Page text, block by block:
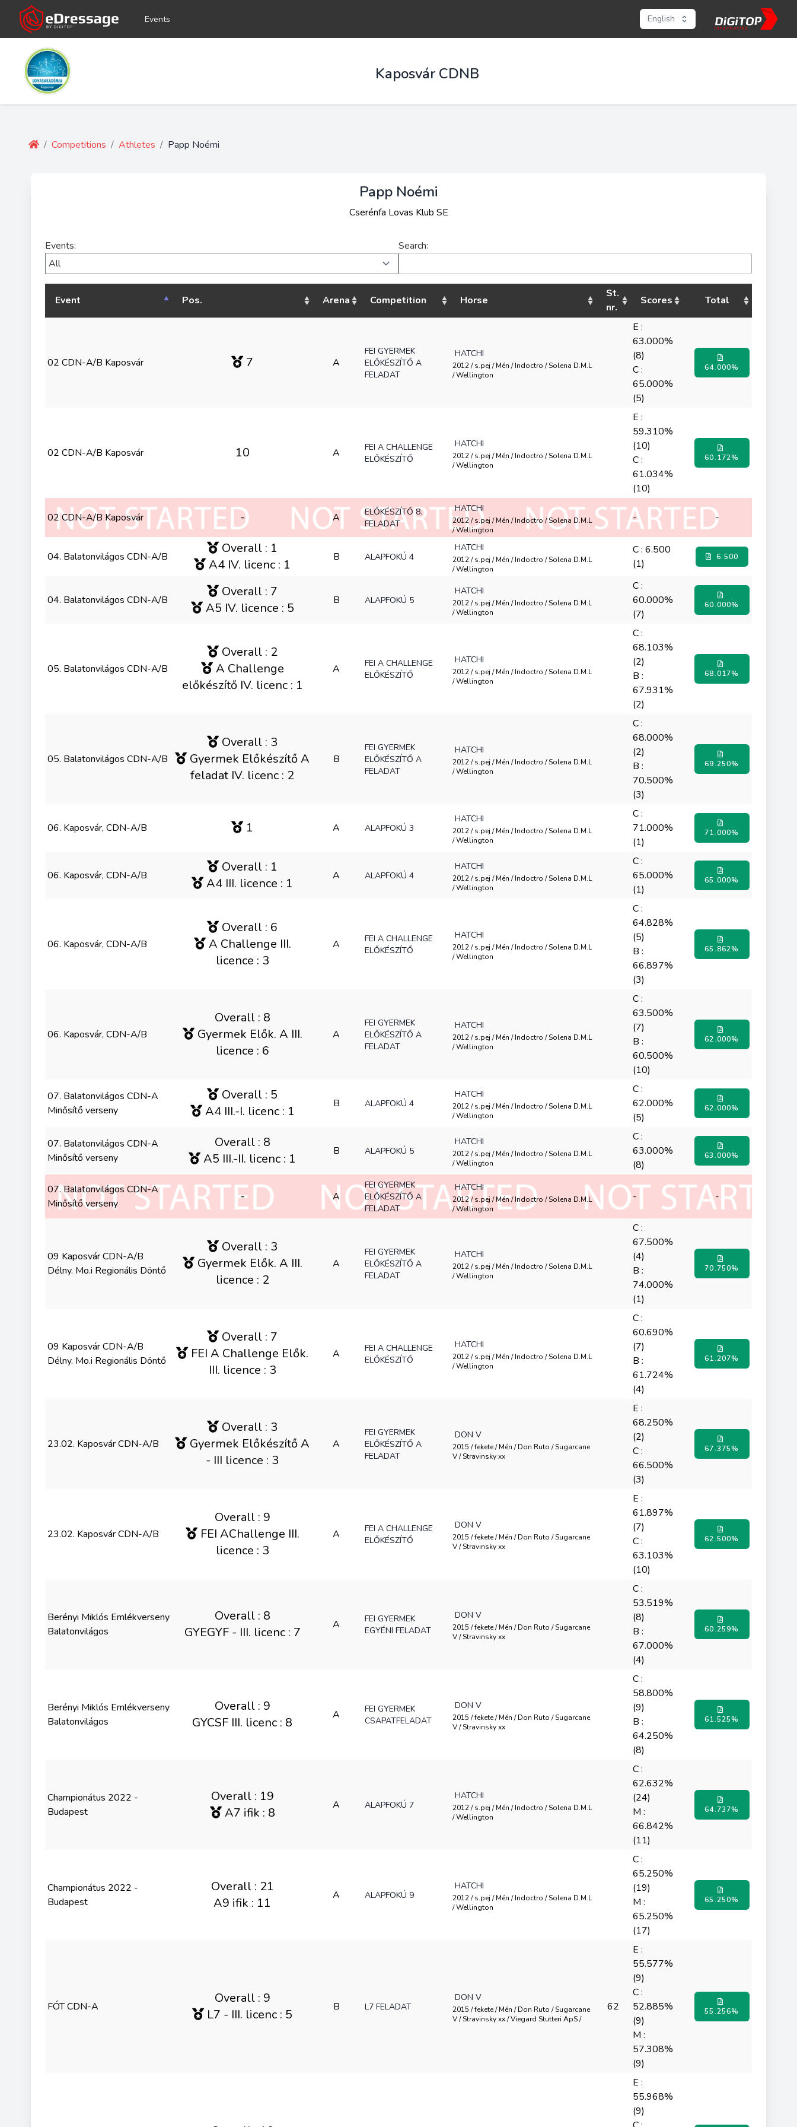
Events English
Kaposvár CDNB
/ Competitions / Athletes / Papp Noémi
Papp Noémi
Cserénfa Lovas Klub SE
Events: Search:
Event Pos. Arena Competition Horse
St.
nr.
Scores Total
02 CDN-A/B Kaposvár 7 A
FEI GYERMEK
ELŐKÉSZÍTŐ A
FELADAT
HATCHI
2012 / s.pej / Mén / Indoctro / Solena D.M.L
/ Wellington
E :
63.000%
(8)
C :
65.000%
(5)
64.000%
02 CDN-A/B Kaposvár 10 A
FEI A CHALLENGE
ELŐKÉSZÍTŐ
HATCHI
2012 / s.pej / Mén / Indoctro / Solena D.M.L
/ Wellington
E :
59.310%
(10)
C :
61.034%
(10)
60.172%
02 CDN-A/B Kaposvár - A
ELŐKÉSZÍTŐ 8.
FELADAT
HATCHI
2012 / s.pej / Mén / Indoctro / Solena D.M.L
/ Wellington
- -
04. Balatonvilágos CDN-A/B
Overall : 1
A4 IV. licenc : 1
B ALAPFOKÚ 4
HATCHI
2012 / s.pej / Mén / Indoctro / Solena D.M.L
/ Wellington
C : 6.500
(1)
6.500
04. Balatonvilágos CDN-A/B
Overall : 7
A5 IV. licence : 5
B ALAPFOKÚ 5
HATCHI
2012 / s.pej / Mén / Indoctro / Solena D.M.L
/ Wellington
C :
60.000%
(7)
60.000%
05. Balatonvilágos CDN-A/B
Overall : 2
A Challenge
előkészítő IV. licenc : 1
A
FEI A CHALLENGE
ELŐKÉSZÍTŐ
HATCHI
2012 / s.pej / Mén / Indoctro / Solena D.M.L
/ Wellington
C :
68.103%
(2)
B :
67.931%
(2)
68.017%
05. Balatonvilágos CDN-A/B
Overall : 3
Gyermek Előkészítő A
feladat IV. licenc : 2
B
FEI GYERMEK
ELŐKÉSZÍTŐ A
FELADAT
HATCHI
2012 / s.pej / Mén / Indoctro / Solena D.M.L
/ Wellington
C :
68.000%
(2)
B :
70.500%
(3)
69.250%
06. Kaposvár, CDN-A/B 1 A ALAPFOKÚ 3
HATCHI
2012 / s.pej / Mén / Indoctro / Solena D.M.L
/ Wellington
C :
71.000%
(1)
71.000%
06. Kaposvár, CDN-A/B
Overall : 1
A4 III. licence : 1
A ALAPFOKÚ 4
HATCHI
2012 / s.pej / Mén / Indoctro / Solena D.M.L
/ Wellington
C :
65.000%
(1)
65.000%
06. Kaposvár, CDN-A/B
Overall : 6
A Challenge III.
licence : 3
A
FEI A CHALLENGE
ELŐKÉSZÍTŐ
HATCHI
2012 / s.pej / Mén / Indoctro / Solena D.M.L
/ Wellington
C :
64.828%
(5)
B :
66.897%
(3)
65.862%
06. Kaposvár, CDN-A/B
Overall : 8
Gyermek Elők. A III.
licence : 6
A
FEI GYERMEK
ELŐKÉSZÍTŐ A
FELADAT
HATCHI
2012 / s.pej / Mén / Indoctro / Solena D.M.L
/ Wellington
C :
63.500%
(7)
B :
60.500%
(10)
62.000%
07. Balatonvilágos CDN-A
Minősítő verseny
Overall : 5
A4 III.-I. licenc : 1
B ALAPFOKÚ 4
HATCHI
2012 / s.pej / Mén / Indoctro / Solena D.M.L
/ Wellington
C :
62.000%
(5)
62.000%
07. Balatonvilágos CDN-A
Minősítő verseny
Overall : 8
A5 III.-II. licenc : 1
B ALAPFOKÚ 5
HATCHI
2012 / s.pej / Mén / Indoctro / Solena D.M.L
/ Wellington
C :
63.000%
(8)
63.000%
07. Balatonvilágos CDN-A
Minősítő verseny
- A
FEI GYERMEK
ELŐKÉSZÍTŐ A
FELADAT
HATCHI
2012 / s.pej / Mén / Indoctro / Solena D.M.L
/ Wellington
- -
09 Kaposvár CDN-A/B
Délny. Mo.i Regionális Döntő
Overall : 3
Gyermek Elők. A III.
licence : 2
A
FEI GYERMEK
ELŐKÉSZÍTŐ A
FELADAT
HATCHI
2012 / s.pej / Mén / Indoctro / Solena D.M.L
/ Wellington
C :
67.500%
(4)
B :
74.000%
(1)
70.750%
09 Kaposvár CDN-A/B
Délny. Mo.i Regionális Döntő
Overall : 7
FEI A Challenge Elők.
III. licence : 3
A
FEI A CHALLENGE
ELŐKÉSZÍTŐ
HATCHI
2012 / s.pej / Mén / Indoctro / Solena D.M.L
/ Wellington
C :
60.690%
(7)
B :
61.724%
(4)
61.207%
23.02. Kaposvár CDN-A/B
Overall : 3
Gyermek Előkészítő A
- III licence : 3
A
FEI GYERMEK
ELŐKÉSZÍTŐ A
FELADAT
DON V
2015 / fekete / Mén / Don Ruto / Sugarcane
V / Stravinsky xx
E :
68.250%
(2)
C :
66.500%
(3)
67.375%
23.02. Kaposvár CDN-A/B
Overall : 9
FEI AChallenge III.
licence : 3
A
FEI A CHALLENGE
ELŐKÉSZÍTŐ
DON V
2015 / fekete / Mén / Don Ruto / Sugarcane
V / Stravinsky xx
E :
61.897%
(7)
C :
63.103%
(10)
62.500%
Berényi Miklós Emlékverseny
Balatonvilágos
Overall : 8
GYEGYF - III. licenc : 7
A
FEI GYERMEK
EGYÉNI FELADAT
DON V
2015 / fekete / Mén / Don Ruto / Sugarcane
V / Stravinsky xx
C :
53.519%
(8)
B :
67.000%
(4)
60.259%
Berényi Miklós Emlékverseny
Balatonvilágos
Overall : 9
GYCSF III. licenc : 8
A
FEI GYERMEK
CSAPATFELADAT
DON V
2015 / fekete / Mén / Don Ruto / Sugarcane
V / Stravinsky xx
C :
58.800%
(9)
B :
64.250%
(8)
61.525%
Championátus 2022 -
Budapest
Overall : 19
A7 ifik : 8
A ALAPFOKÚ 7
HATCHI
2012 / s.pej / Mén / Indoctro / Solena D.M.L
/ Wellington
C :
62.632%
(24)
M :
66.842%
(11)
64.737%
Championátus 2022 -
Budapest
Overall : 21
A9 ifik : 11
A ALAPFOKÚ 9
HATCHI
2012 / s.pej / Mén / Indoctro / Solena D.M.L
/ Wellington
C :
65.250%
(19)
M :
65.250%
(17)
65.250%
FÓT CDN-A
Overall : 9
L7 - III. licenc : 5
B L7 FELADAT
DON V
2015 / fekete / Mén / Don Ruto / Sugarcane
V / Stravinsky xx / Viegard Stutteri ApS /
62
E :
55.577%
(9)
C :
52.885%
(9)
M :
57.308%
(9)
55.256%
E :
55.968%
(9)